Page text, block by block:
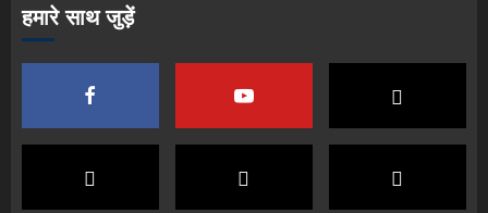
हमारे साथ जुड़ें